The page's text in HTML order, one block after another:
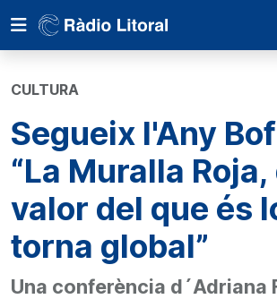
CULTURA
Segueix l'Any
“La Muralla
valor del que és
torna global”
Una conferència d´Adriana